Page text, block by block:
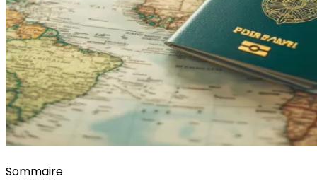
Sommaire